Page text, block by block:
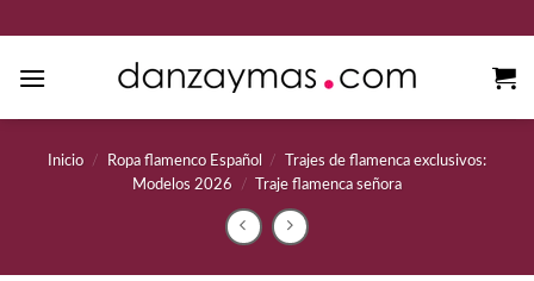
contenido
Inicio / Ropa flamenco Español /
Trajes de flamenca exclusivos:
Modelos 2026
/ Traje flamenca señora